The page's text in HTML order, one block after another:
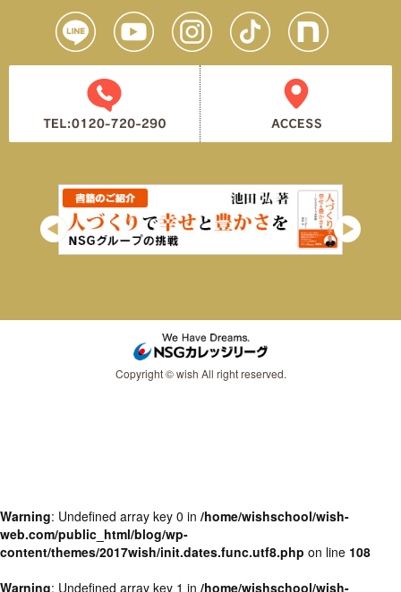
Copyright © wish All right reserved.
Warning: Undefined array key 0 in /home/wishschool/wish-
web.com/public_html/blog/wp-
content/themes/2017wish/init.dates.func.utf8.php on line 108
Warning: Undefined array key 1 in /home/wishschool/wish-